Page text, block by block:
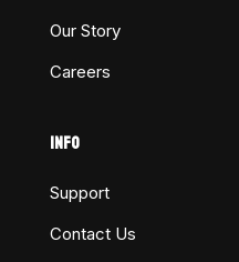
Our Story
Careers
INFO
Support
Contact Us